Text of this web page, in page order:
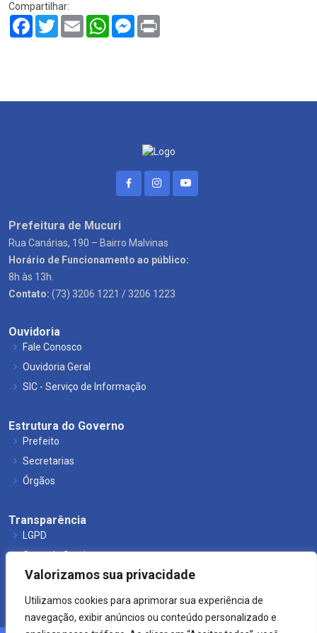
Valorizamos sua privacidade
Utilizamos cookies para aprimorar sua experiência de
navegação, exibir anúncios ou conteúdo personalizado e
Compartilhar:
Facebook
TwitterEmail WhatsAppMessenger
Prefeitura de Mucuri
Rua Canárias, 190 – Bairro Malvinas
Horário de Funcionamento ao público:
8h às 13h.
Contato: (73) 3206 1221 / 3206 1223
Ouvidoria
Fale Conosco
Ouvidoria Geral
SIC - Serviço de Informação
Estrutura do Governo
Prefeito
Secretarias
Órgãos
Transparência
LGPD
Carta de Serviços
Leis Municipais